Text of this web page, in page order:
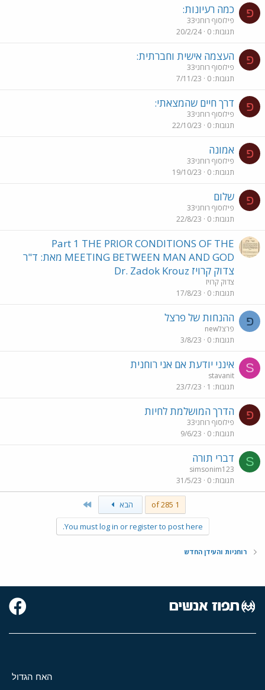
פ כמה רעיונות:
פילוסוף רוחני33
תגובות 0
20/2/24
פ העצמה אישית וחברתית:
פילוסוף רוחני33
תגובות 0
7/11/23
פ דרך חיים שהמצאתי:
פילוסוף רוחני33
תגובות 0
22/10/23
פ אמונה
פילוסוף רוחני33
תגובות 0
19/10/23
פ שלום
פילוסוף רוחני33
תגובות 0
22/8/23
Part 1 THE PRIOR CONDITIONS OF THE
MEETING BETWEEN MAN AND GOD מאת: ד"ר
צדוק קרויז Dr. Zadok Krouz
צדוק קרויז
תגובות 0
17/8/23
פ ההנחות של פרצל
פרצלnew
תגובות 0
3/8/23
S אינני יודעת אם אני רוחנית
stavanit
תגובות 1
23/7/23
פ הדרך המושלמת לחיות
פילוסוף רוחני33
תגובות 0
9/6/23
S דברי תורה
simsonim123
תגובות 0
31/5/23
1 of 285 הבא
You must log in or register to post here.
רוחניות והעידן החדש
האח הגדול